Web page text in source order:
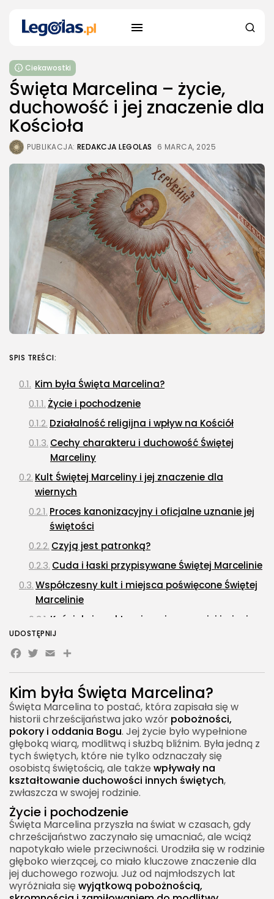
Ciekawostki
Święta Marcelina – życie,
duchowość i jej znaczenie dla
Kościoła
PUBLIKACJA: REDAKCJA LEGOLAS 6 MARCA, 2025
Kim była Święta Marcelina?
Święta Marcelina to postać, która zapisała się w
historii chrześcijaństwa jako wzór pobożności,
pokory i oddania Bogu. Jej życie było wypełnione
głęboką wiarą, modlitwą i służbą bliźnim. Była jedną z
tych świętych, które nie tylko odznaczały się
osobistą świętością, ale także wpływały na
kształtowanie duchowości innych świętych,
zwłaszcza w swojej rodzinie.
Życie i pochodzenie
Święta Marcelina przyszła na świat w czasach, gdy
chrześcijaństwo zaczynało się umacniać, ale wciąż
napotykało wiele przeciwności. Urodziła się w rodzinie
głęboko wierzącej, co miało kluczowe znaczenie dla
jej duchowego rozwoju. Już od najmłodszych lat
wyróżniała się wyjątkową pobożnością,
SPIS TREŚCI:
Kim była Święta Marcelina?
Życie i pochodzenie
Działalność religijna i wpływ na Kościół
Cechy charakteru i duchowość Świętej
Marceliny
Kult Świętej Marceliny i jej znaczenie dla
wiernych
Proces kanonizacyjny i oficjalne uznanie jej
świętości
Czyją jest patronką?
Cuda i łaski przypisywane Świętej Marcelinie
Współczesny kult i miejsca poświęcone Świętej
Marcelinie
Kościoły i sanktuaria związane z jej imieniem
Modlitwy i nabożeństwa ku jej czci
FAQ – Najczęściej zadawane pytania o Świętą
UDOSTĘPNIJ
Facebook
Twitter
EmailShare